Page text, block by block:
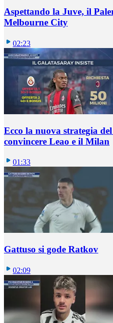
Aspettando la Juve, il
Melbourne City
02:23
Ecco la nuova strategia
convincere Leao e il Milan
01:33
Gattuso si gode Ratkov
02:09